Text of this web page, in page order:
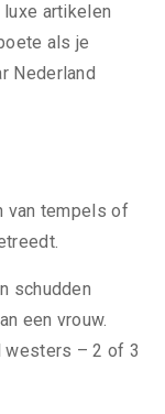
artikelen
als je
Nederland
van tempels of
schudden
een vrouw.
westers – 2 of 3